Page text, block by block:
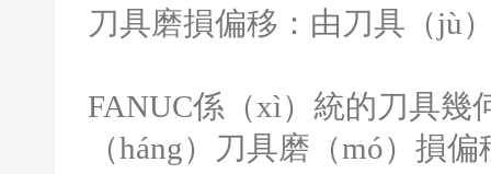
刀具磨損偏移：由刀具（jù
FANUC係（xì）統的刀具幾
（háng）刀具磨（mó）損